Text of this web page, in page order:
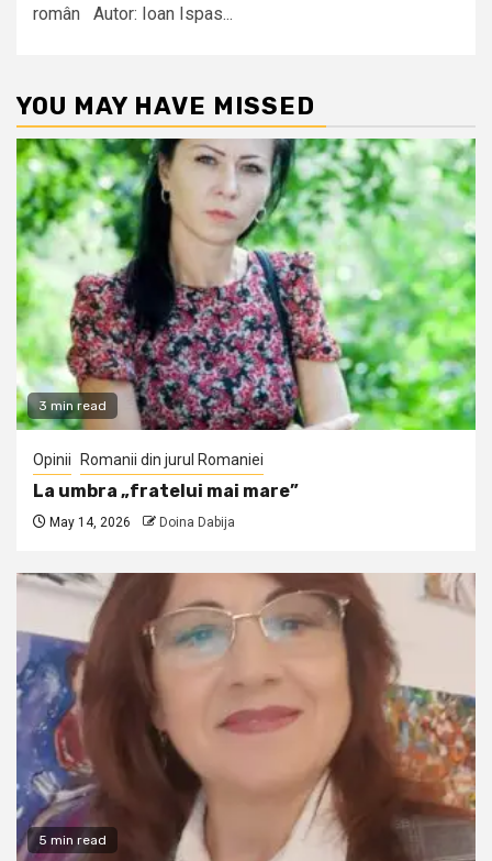
român Autor: Ioan Ispas...
YOU MAY HAVE MISSED
3 min read
Opinii Romanii din jurul Romaniei
La umbra „fratelui mai mare”
May 14, 2026 Doina Dabija
5 min read